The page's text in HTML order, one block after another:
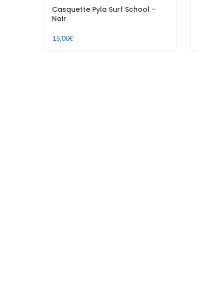
Casquette Pyla Surf School –
Noir
15,00€